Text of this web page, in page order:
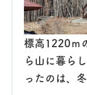
標高1220ｍ
ら山に暮ら
ったのは、